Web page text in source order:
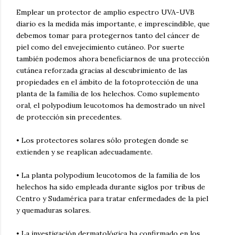
Emplear un protector de amplio espectro UVA-UVB
diario es la medida más importante, e imprescindible, que
debemos tomar para protegernos tanto del cáncer de
piel como del envejecimiento cutáneo. Por suerte
también podemos ahora beneficiarnos de una protección
cutánea reforzada gracias al descubrimiento de las
propiedades en el ámbito de la fotoprotección de una
planta de la familia de los helechos. Como suplemento
oral, el polypodium leucotomos ha demostrado un nivel
de protección sin precedentes.
• Los protectores solares sólo protegen donde se
extienden y se reaplican adecuadamente.
• La planta polypodium leucotomos de la familia de los
helechos ha sido empleada durante siglos por tribus de
Centro y Sudamérica para tratar enfermedades de la piel
y quemaduras solares.